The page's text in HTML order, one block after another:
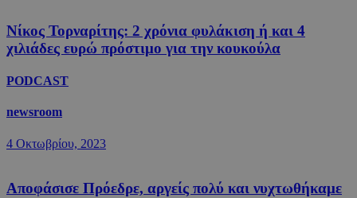
Νίκος Τορναρίτης: 2 χρόνια φυλάκιση ή και 4
χιλιάδες ευρώ πρόστιμο για την κουκούλα
PODCAST
newsroom
4 Οκτωβρίου, 2023
Αποφάσισε Πρόεδρε, αργείς πολύ και νυχτωθήκαμε